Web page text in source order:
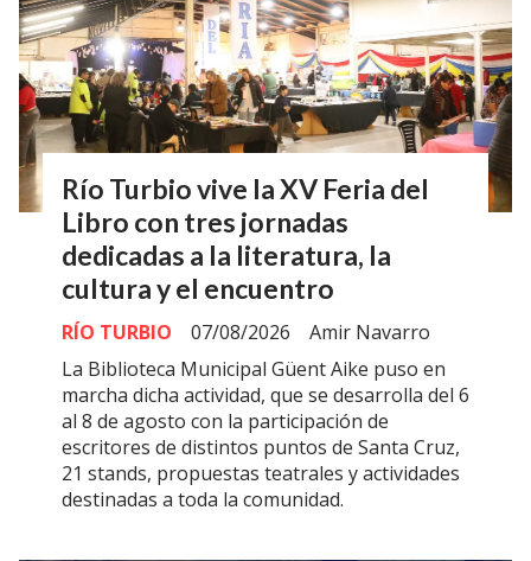
Río Turbio vive la XV Feria del
Libro con tres jornadas
dedicadas a la literatura, la
cultura y el encuentro
Amir Navarro
RÍO TURBIO
07/08/2026
La Biblioteca Municipal Güent Aike puso en
marcha dicha actividad, que se desarrolla del 6
al 8 de agosto con la participación de
escritores de distintos puntos de Santa Cruz,
21 stands, propuestas teatrales y actividades
destinadas a toda la comunidad.